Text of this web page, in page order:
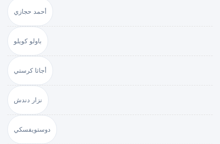
أحمد حجازي
باولو كويلو
أجاثا كرستي
نزار دندش
دوستويفسكي